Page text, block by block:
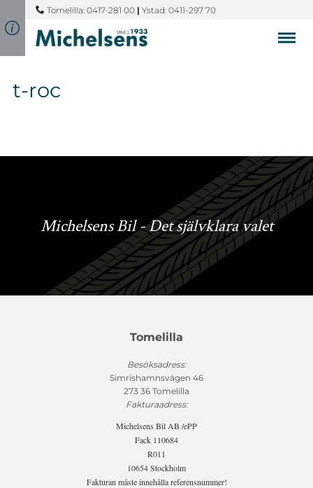
Tomelilla: 0417-281 00 | Ystad: 0411-297 70
t-roc
Michelsens Bil - Det självklara valet
Tomelilla
Besöksadress:
Simrishamnsvägen 46
273 36 Tomelilla
Fakturaadress:
Michelsens Bil AB /ePP
Fack 110684
R011
10654 Stockholm
Fakturan måste innehålla referensnummer!